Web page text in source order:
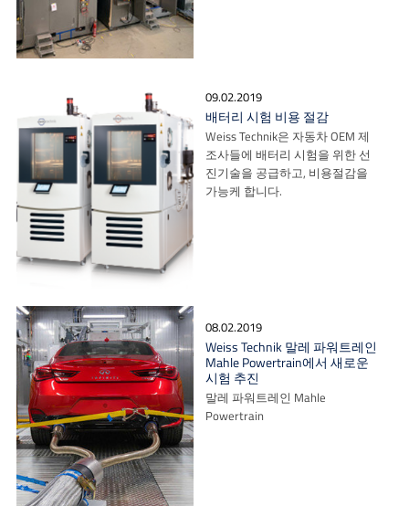
09.02.2019
배터리 시험 비용 절감
Weiss Technik은 자동차 OEM 제
조사들에 배터리 시험을 위한 선
진기술을 공급하고, 비용절감을
가능케 합니다.
08.02.2019
Weiss Technik 말레 파워트레인
Mahle Powertrain에서 새로운
시험 추진
말레 파워트레인 Mahle
Powertrain